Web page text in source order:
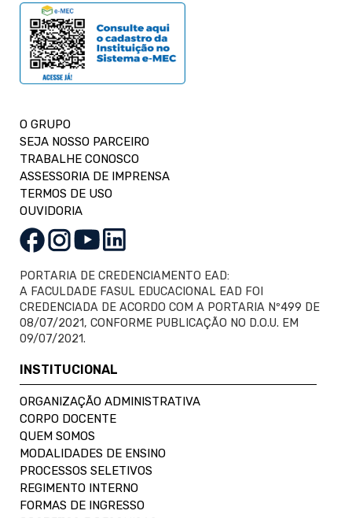
O GRUPO
SEJA NOSSO PARCEIRO
TRABALHE CONOSCO
ASSESSORIA DE IMPRENSA
TERMOS DE USO
OUVIDORIA
PORTARIA DE CREDENCIAMENTO EAD:
A FACULDADE FASUL EDUCACIONAL EAD FOI
CREDENCIADA DE ACORDO COM A PORTARIA Nº499 DE
08/07/2021, CONFORME PUBLICAÇÃO NO D.O.U. EM
09/07/2021.
INSTITUCIONAL
ORGANIZAÇÃO ADMINISTRATIVA
CORPO DOCENTE
QUEM SOMOS
MODALIDADES DE ENSINO
PROCESSOS SELETIVOS
REGIMENTO INTERNO
FORMAS DE INGRESSO